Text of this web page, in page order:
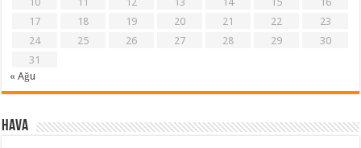
17
18 19 20 21 22
23
24
25 26 27 28 29
30
31
« Ağu
Hava